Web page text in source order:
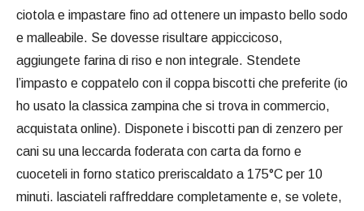
ciotola e impastare fino ad ottenere un impasto bello sodo
e malleabile. Se dovesse risultare appiccicoso,
aggiungete farina di riso e non integrale. Stendete
l’impasto e coppatelo con il coppa biscotti che preferite (io
ho usato la classica zampina che si trova in commercio,
acquistata online). Disponete i biscotti pan di zenzero per
cani su una leccarda foderata con carta da forno e
cuoceteli in forno statico preriscaldato a 175°C per 10
minuti. lasciateli raffreddare completamente e, se volete,